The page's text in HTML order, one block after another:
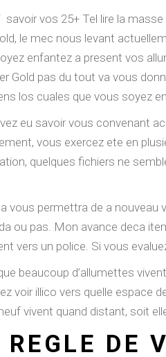
vos 25+ Tel lire la
le mec nous levant
enfantez a present vos
Gold pas du tout va vous
los cuales que vous soyez
eu savoir vous convenant
vous exercez ete en
quelques fichiers ne
vous permettra de a
ou pas. Mon avance deca
vers un police. Si vous
beaucoup d’allumettes
voir illico vers quelle espace
vivent quand distant, soit
DE